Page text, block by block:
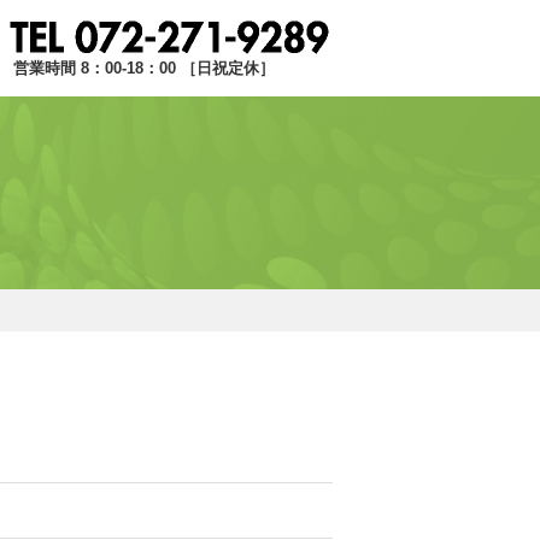
営業時間 8：00-18：00 ［日祝定休］